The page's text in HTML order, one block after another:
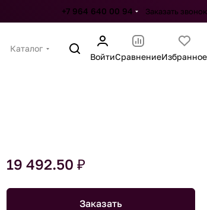
+7 964 640 00 94 Заказать звонок
Каталог
ВойтиСравнениеИзбранное
19 492.50 ₽
Заказать